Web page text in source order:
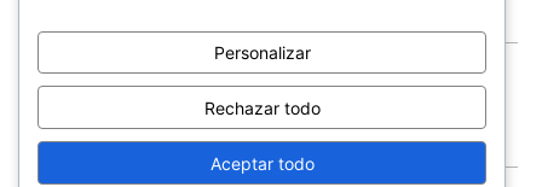
Apoya
Personalizar
Rechazar todo
Aceptar todo